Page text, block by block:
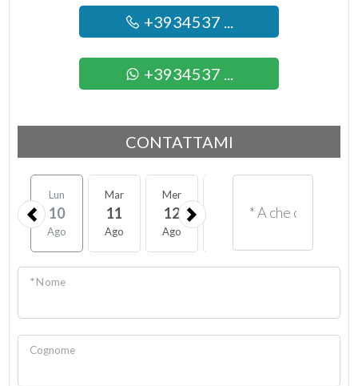
+3934537 ...
+3934537 ...
CONTATTAMI
Lun
10
Ago
Mar
11
Ago
Mer
12
Ago
14
* Nome
Cognome